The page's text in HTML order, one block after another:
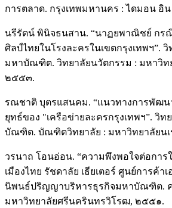
การตลาด. กรุงเทพมหานคร : ไดมอน อิ
นรีรัตน์ พินิจธนสาน. “นาฏยพาณิชย์ กร
ศิลป์ไทยในโรงละครในเขตกรุงเทพฯ”.
มหาบัณฑิต. วิทยาลัยนวัตกรรม : มหาวิท
๒๕๕๓.
รณชาติ บุตรแสนคม. “แนวทางการพัฒน
ยุทธ์ของ "เครือข่ายละครกรุงเทพฯ”. วิ
บัณฑิต. บัณฑิตวิทยาลัย : มหาวิทยาลัยนเ
วรนาถ โอนอ่อน. “ความพึงพอใจต่อการ
เมืองไทย รัชดาลัย เธียเตอร์ ศูนย์การค้า
นิพนธ์ปริญญาบริหารธุรกิจมหาบัณฑิต.
มหาวิทยาลัยศรีนครินทรวิโรฒ, ๒๕๕๑.